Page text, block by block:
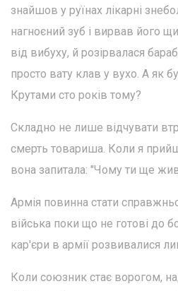
знайшов у руїнах лікарні
нагноєний зуб і вирвав його
від вибуху, й розірвалася
просто вату клав у вухо. А як
Крутами сто років тому?
Складно не лише відчувати
смерть товариша. Коли я
вона запитала: "Чому ти ще
Армія повинна стати
війська поки що не готові до
кар'єри в армії розвивалися
Коли союзник стає ворогом,